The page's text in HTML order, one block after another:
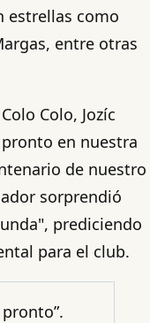
estrellas como
entre otras
Colo, Jozíc
en nuestra
de nuestro
sorprendió
prediciendo
para el club.